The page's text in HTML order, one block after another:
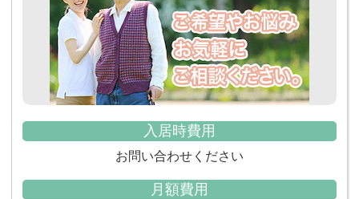
入居時費用
お問い合わせください
月額費用